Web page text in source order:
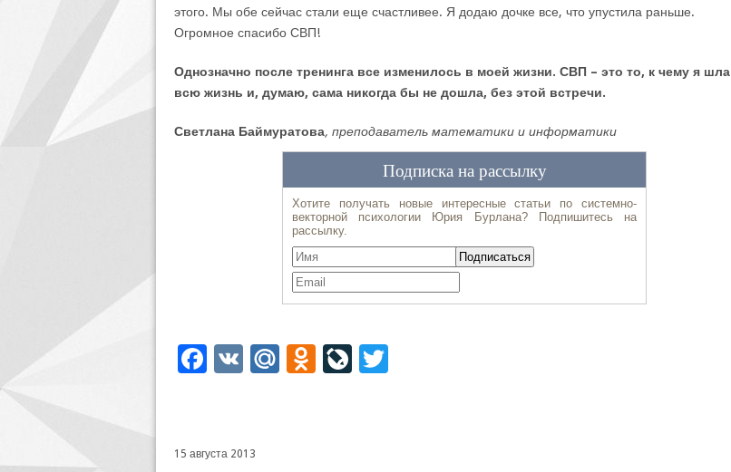
этого. Мы обе сейчас стали еще счастливее. Я додаю дочке все, что упустила раньше.
Огромное спасибо СВП!
Однозначно после тренинга все изменилось в моей жизни. СВП – это то, к чему я шла
всю жизнь и, думаю, сама никогда бы не дошла, без этой встречи.
Светлана Баймуратова, преподаватель математики и информатики
Facebook
VK Mail.Ru Odnoklassniki
LiveJournal
15 августа 2013